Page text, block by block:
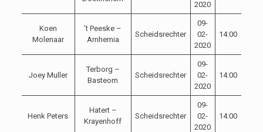
2020
Koen
Molenaar
’t Peeske –
Arnhemia
Scheidsrechter
09-
02-
2020
14:00
Joey Muller
Terborg –
Basteom
Scheidsrechter
09-
02-
2020
14:00
Henk Peters
Hatert –
Krayenhoff
Scheidsrechter
09-
02-
2020
14:00